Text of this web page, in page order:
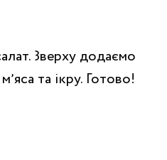
Зверху додаємо
та ікру. Готово!